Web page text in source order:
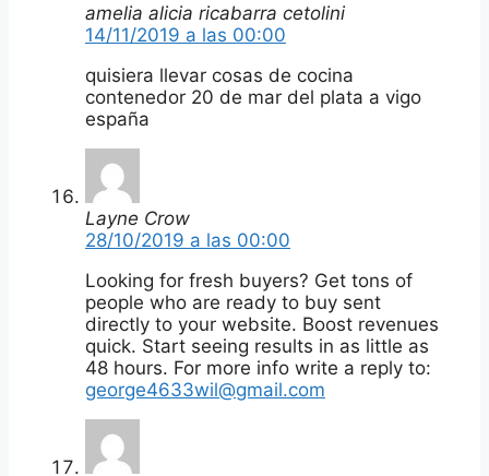
amelia alicia ricabarra cetolini
14/11/2019 a las 00:00
quisiera llevar cosas de cocina
contenedor 20 de mar del plata a vigo
españa
Layne Crow
28/10/2019 a las 00:00
Looking for fresh buyers? Get tons of
people who are ready to buy sent
directly to your website. Boost revenues
quick. Start seeing results in as little as
48 hours. For more info write a reply to:
george4633wil@gmail.com